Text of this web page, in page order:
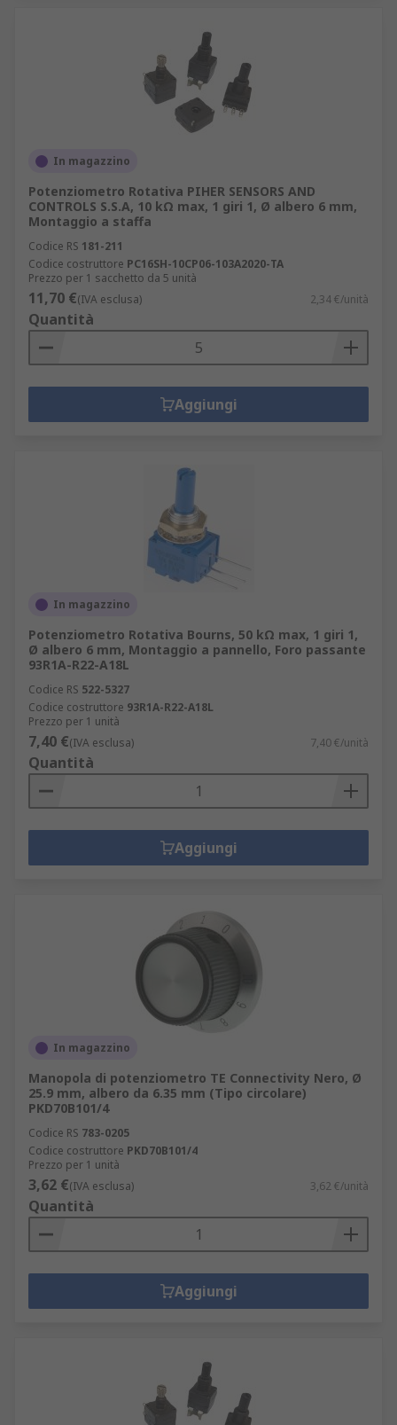
In magazzino
Potenziometro Rotativa PIHER SENSORS AND
CONTROLS S.S.A, 10 kΩ max, 1 giri 1, Ø albero 6 mm,
Montaggio a staffa
Codice RS 181-211
Codice costruttore PC16SH-10CP06-103A2020-TA
Prezzo per 1 sacchetto da 5 unità
11,70 €(IVA esclusa) 2,34 €/unità
Quantità
Aggiungi
In magazzino
Potenziometro Rotativa Bourns, 50 kΩ max, 1 giri 1,
Ø albero 6 mm, Montaggio a pannello, Foro passante
93R1A-R22-A18L
Codice RS 522-5327
Codice costruttore 93R1A-R22-A18L
Prezzo per 1 unità
7,40 €(IVA esclusa) 7,40 €/unità
Quantità
Aggiungi
In magazzino
Manopola di potenziometro TE Connectivity Nero, Ø
25.9 mm, albero da 6.35 mm (Tipo circolare)
PKD70B101/4
Codice RS 783-0205
Codice costruttore PKD70B101/4
Prezzo per 1 unità
3,62 €(IVA esclusa) 3,62 €/unità
Quantità
Aggiungi